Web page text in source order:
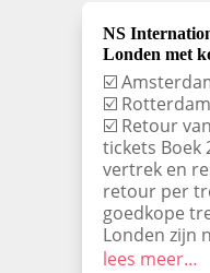
NS
Londen met
☑️
☑️
☑️ Retour
tickets Boek
vertrek en
retour per
goedkope
Londen zijn
lees meer…